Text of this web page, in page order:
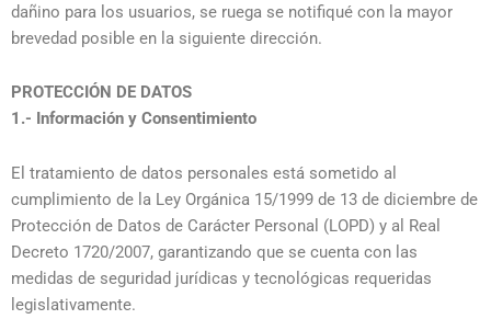
dañino para los usuarios, se ruega se notifiqué con la mayor
brevedad posible en la siguiente dirección.
PROTECCIÓN DE DATOS
1.- Información y Consentimiento
El tratamiento de datos personales está sometido al
cumplimiento de la Ley Orgánica 15/1999 de 13 de diciembre de
Protección de Datos de Carácter Personal (LOPD) y al Real
Decreto 1720/2007, garantizando que se cuenta con las
medidas de seguridad jurídicas y tecnológicas requeridas
legislativamente.